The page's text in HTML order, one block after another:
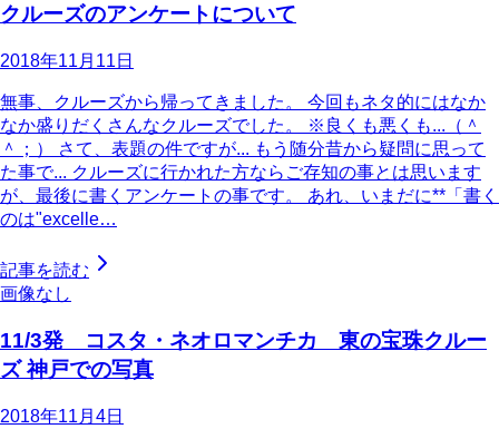
クルーズのアンケートについて
2018年11月11日
無事、クルーズから帰ってきました。 今回もネタ的にはなか
なか盛りだくさんなクルーズでした。 ※良くも悪くも...（＾
＾；） さて、表題の件ですが... もう随分昔から疑問に思って
た事で... クルーズに行かれた方ならご存知の事とは思います
が、最後に書くアンケートの事です。 あれ、いまだに**「書く
のは"excelle…
記事を読む
画像なし
11/3発 コスタ・ネオロマンチカ 東の宝珠クルー
ズ 神戸での写真
2018年11月4日